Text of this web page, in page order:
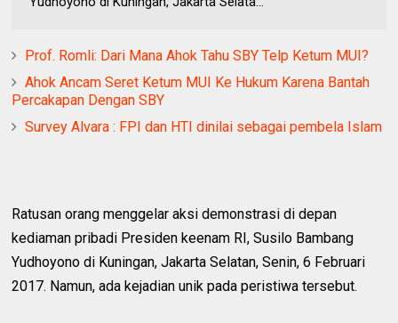
Prof. Romli: Dari Mana Ahok Tahu SBY Telp Ketum MUI?
Ahok Ancam Seret Ketum MUI Ke Hukum Karena Bantah
Percakapan Dengan SBY
Survey Alvara : FPI dan HTI dinilai sebagai pembela Islam
Ratusan orang menggelar aksi demonstrasi di depan
kediaman pribadi Presiden keenam RI, Susilo Bambang
Yudhoyono di Kuningan, Jakarta Selatan, Senin, 6 Februari
2017. Namun, ada kejadian unik pada peristiwa tersebut.